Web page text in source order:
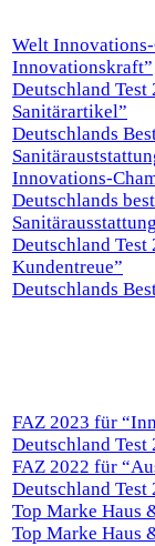
Welt
Innovationskraft”
Deutschland
Sanitärartikel”
Deutschlands
Innovations-
Deutschlands
Deutschland
Kundentreue”
Deutschlands
FAZ 2023 für
Deutschland Test
FAZ 2022 für
Deutschland Test
Top Marke Haus
Top Marke Haus